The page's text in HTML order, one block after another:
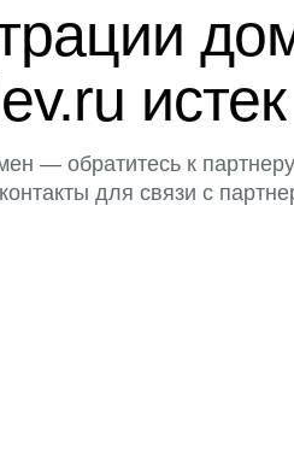
истек
— обратитесь к
для связи с